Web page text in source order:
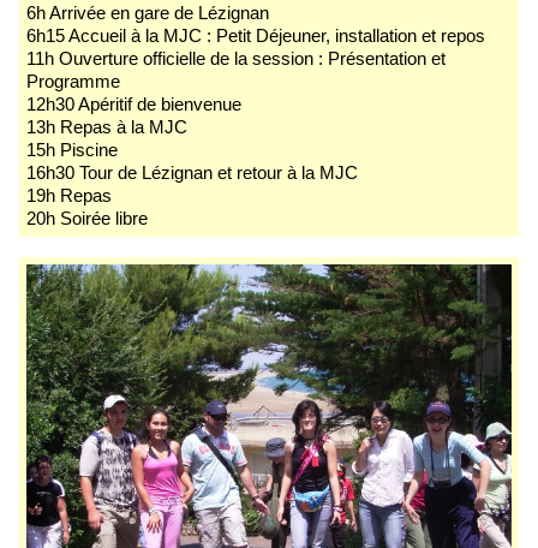
6h Arrivée en gare de Lézignan
6h15 Accueil à la MJC : Petit Déjeuner, installation et repos
11h Ouverture officielle de la session : Présentation et
Programme
12h30 Apéritif de bienvenue
13h Repas à la MJC
15h Piscine
16h30 Tour de Lézignan et retour à la MJC
19h Repas
20h Soirée libre